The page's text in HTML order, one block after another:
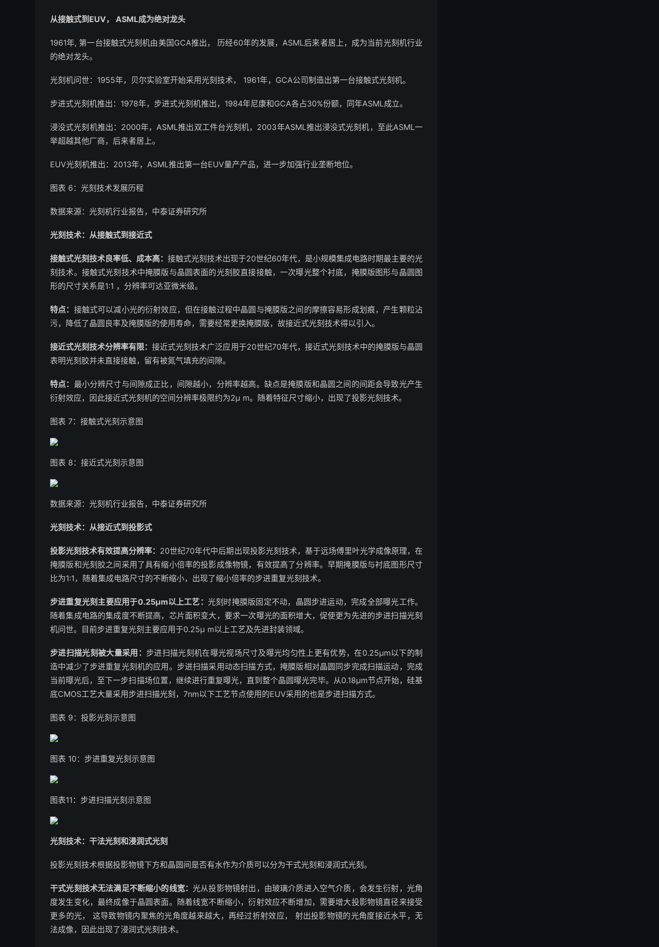
从接触式到EUV， ASML成为绝对龙头
1961年, 第一台接触式光刻机由美国GCA推出， 历经60年的发展，ASML后来者居上，成为当前光刻机行业
的绝对龙头。
光刻机问世：1955年，贝尔实验室开始采用光刻技术， 1961年，GCA公司制造出第一台接触式光刻机。
步进式光刻机推出：1978年，步进式光刻机推出，1984年尼康和GCA各占30%份额，同年ASML成立。
浸没式光刻机推出：2000年，ASML推出双工件台光刻机，2003年ASML推出浸没式光刻机，至此ASML一
举超越其他厂商，后来者居上。
EUV光刻机推出：2013年，ASML推出第一台EUV量产产品，进一步加强行业垄断地位。
图表 6：光刻技术发展历程
数据来源：光刻机行业报告，中泰证券研究所
光刻技术：从接触式到接近式
接触式光刻技术良率低、成本高： 接触式光刻技术出现于20世纪60年代，是小规模集成电路时期最主要的光
刻技术。接触式光刻技术中掩膜版与晶圆表面的光刻胶直接接触，一次曝光整个衬底，掩膜版图形与晶圆图
形的尺寸关系是1:1 ，分辨率可达亚微米级。
特点： 接触式可以减小光的衍射效应，但在接触过程中晶圆与掩膜版之间的摩擦容易形成划痕，产生颗粒沾
污，降低了晶圆良率及掩膜版的使用寿命，需要经常更换掩膜版，故接近式光刻技术得以引入。
接近式光刻技术分辨率有限：接近式光刻技术广泛应用于20世纪70年代，接近式光刻技术中的掩膜版与晶圆
表明光刻胶并未直接接触，留有被氮气填充的间隙。
特点： 最小分辨尺寸与间隙成正比，间隙越小，分辨率越高。缺点是掩膜版和晶圆之间的间距会导致光产生
衍射效应，因此接近式光刻机的空间分辨率极限约为2μ m。随着特征尺寸缩小，出现了投影光刻技术。
图表 7：接触式光刻示意图
图表 8：接近式光刻示意图
数据来源：光刻机行业报告，中泰证券研究所
光刻技术：从接近式到投影式
投影光刻技术有效提高分辨率： 20世纪70年代中后期出现投影光刻技术，基于远场傅里叶光学成像原理，在
掩膜版和光刻胶之间采用了具有缩小倍率的投影成像物镜，有效提高了分辨率。早期掩膜版与衬底图形尺寸
比为1:1，随着集成电路尺寸的不断缩小，出现了缩小倍率的步进重复光刻技术。
步进重复光刻主要应用于0.25μm以上工艺： 光刻时掩膜版固定不动，晶圆步进运动，完成全部曝光工作。
随着集成电路的集成度不断提高，芯片面积变大，要求一次曝光的面积增大，促使更为先进的步进扫描光刻
机问世。目前步进重复光刻主要应用于0.25μ m以上工艺及先进封装领域。
步进扫描光刻被大量采用： 步进扫描光刻机在曝光视场尺寸及曝光均匀性上更有优势，在0.25μm以下的制
造中减少了步进重复光刻机的应用。步进扫描采用动态扫描方式，掩膜版相对晶圆同步完成扫描运动，完成
当前曝光后，至下一步扫描场位置，继续进行重复曝光，直到整个晶圆曝光完毕。从0.18μm节点开始，硅基
底CMOS工艺大量采用步进扫描光刻，7nm以下工艺节点使用的EUV采用的也是步进扫描方式。
图表 9：投影光刻示意图
图表 10：步进重复光刻示意图
图表11：步进扫描光刻示意图
光刻技术：干法光刻和浸润式光刻
投影光刻技术根据投影物镜下方和晶圆间是否有水作为介质可以分为干式光刻和浸润式光刻。
干式光刻技术无法满足不断缩小的线宽： 光从投影物镜射出，由玻璃介质进入空气介质，会发生衍射，光角
度发生变化，最终成像于晶圆表面。随着线宽不断缩小，衍射效应不断增加，需要增大投影物镜直径来接受
更多的光， 这导致物镜内聚焦的光角度越来越大，再经过折射效应， 射出投影物镜的光角度接近水平，无
法成像，因此出现了浸润式光刻技术。